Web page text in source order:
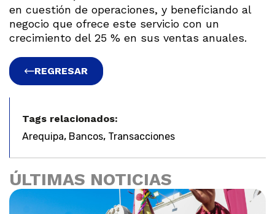
en cuestión de operaciones, y beneficiando al
negocio que ofrece este servicio con un
crecimiento del 25 % en sus ventas anuales.
REGRESAR
Tags relacionados:
Arequipa, Bancos, Transacciones
ÚLTIMAS NOTICIAS